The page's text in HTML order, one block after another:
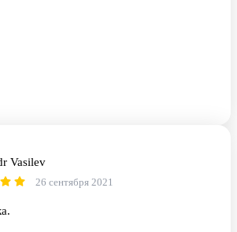
Vasilev
26 сентября 2021